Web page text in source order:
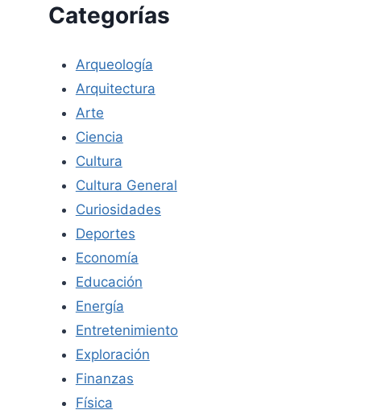
Categorías
Arqueología
Arquitectura
Arte
Ciencia
Cultura
Cultura General
Curiosidades
Deportes
Economía
Educación
Energía
Entretenimiento
Exploración
Finanzas
Física